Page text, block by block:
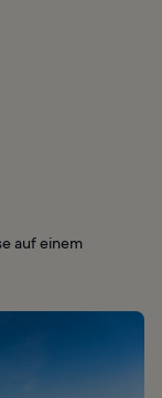
auf einem